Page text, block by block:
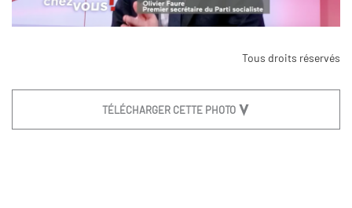
Tous droits réservés
TÉLÉCHARGER CETTE PHOTO